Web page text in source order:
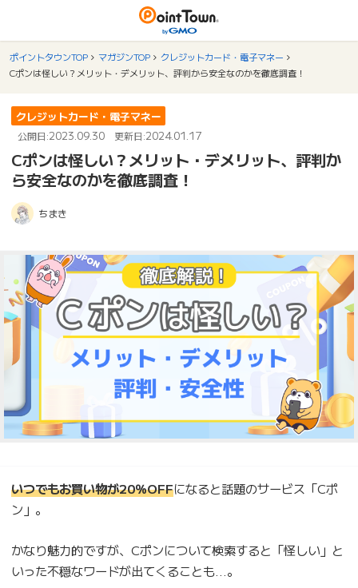
ポイントタウンTOP マガジンTOP
クレジットカード・電子マネー
Cポンは怪しい？メリット・デメリット、評判から安全なのかを徹底調査！
クレジットカード・電子マネー
公開日:2023.09.30 更新日:2024.01.17
Cポンは怪しい？メリット・デメリット、評判か
ら安全なのかを徹底調査！
ちまき
いつでもお買い物が20％OFFになると話題のサービス「Cポ
ン」。
かなり魅力的ですが、Cポンについて検索すると「怪しい」と
いった不穏なワードが出てくることも…。